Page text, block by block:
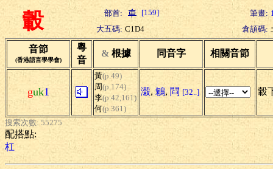
轂 部首: [159] 筆畫:
大五碼: C1D4 倉頡碼:
音節
(香港語言學學會)
粵
音
& 根據 同音字 相關音節
guk1
黃(p.49)
周(p.174)
李(p.42,161)
何(p.361)
濲, 鵴, 閰 [32..] 轂
搜索次數: 55275
配搭點:
杠